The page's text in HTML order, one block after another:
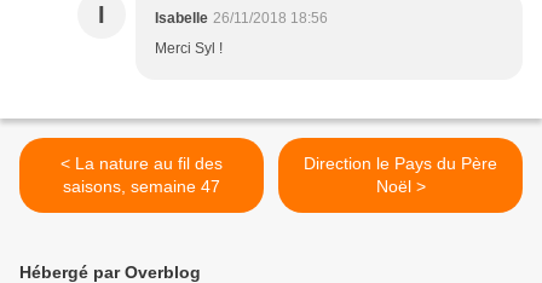
I Isabelle 26/11/2018 18:56
Merci Syl !
< La nature au fil des
saisons, semaine 47
Direction le Pays du Père
Noël >
Hébergé par Overblog